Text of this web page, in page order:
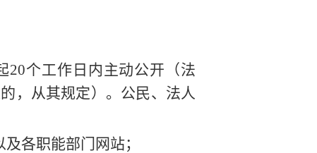
20个工作日内主动公开（法
，从其规定）。公民、法人
各职能部门网站；